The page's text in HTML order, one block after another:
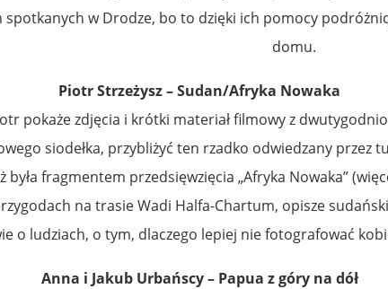
spotkanych w Drodze, bo to dzięki ich pomocy
domu.
Piotr Strzeżysz – Sudan/Afryka Nowaka
pokaże zdjęcia i krótki materiał filmowy z
siodełka, przybliżyć ten rzadko odwiedzany przez
była fragmentem przedsięwzięcia „Afryka Nowaka”
na trasie Wadi Halfa-Chartum, opisze
o ludziach, o tym, dlaczego lepiej nie fotografować
Anna i Jakub Urbańscy – Papua z góry na dół